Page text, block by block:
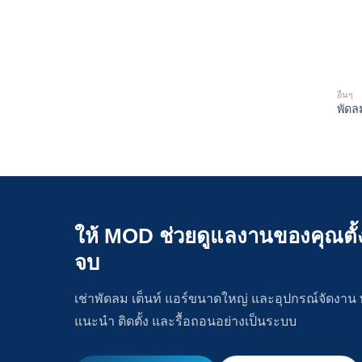
อื่นๆ
พัดล
ให้ MOD ช่วยดูแลงานของคุณ
จบ
เช่าพัดลม เต็นท์ แอร์ขนาดใหญ่ และอุปกรณ์จัดงาน
แนะนำ ติดตั้ง และรื้อถอนอย่างเป็นระบบ